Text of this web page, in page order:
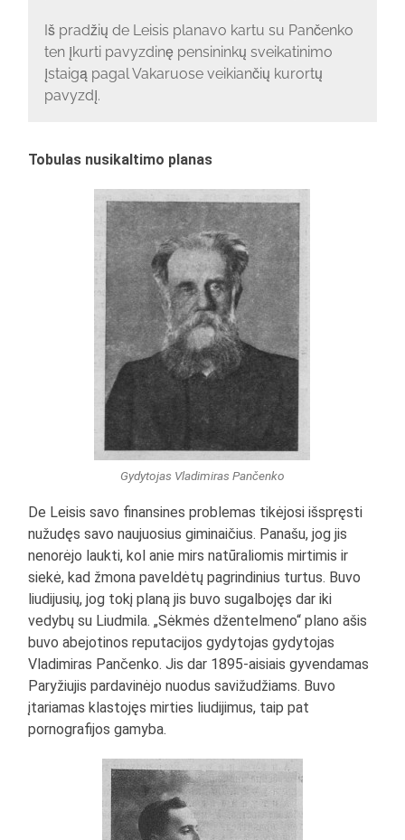
Iš pradžių de Leisis planavo kartu su Pančenko
ten įkurti pavyzdinę pensininkų sveikatinimo
įstaigą pagal Vakaruose veikiančių kurortų
pavyzdį.
Tobulas nusikaltimo planas
Gydytojas Vladimiras Pančenko
De Leisis savo finansines problemas tikėjosi išspręsti
nužudęs savo naujuosius giminaičius. Panašu, jog jis
nenorėjo laukti, kol anie mirs natūraliomis mirtimis ir
siekė, kad žmona paveldėtų pagrindinius turtus. Buvo
liudijusių, jog tokį planą jis buvo sugalbojęs dar iki
vedybų su Liudmila. „Sėkmės džentelmeno“ plano ašis
buvo abejotinos reputacijos gydytojas gydytojas
Vladimiras Pančenko. Jis dar 1895-aisiais gyvendamas
Paryžiujis pardavinėjo nuodus savižudžiams. Buvo
įtariamas klastojęs mirties liudijimus, taip pat
pornografijos gamyba.